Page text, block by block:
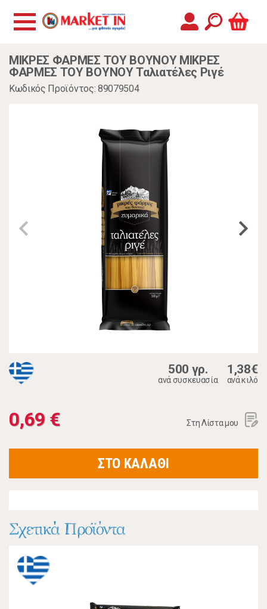
ΜΙΚΡΕΣ ΦΑΡΜΕΣ ΤΟΥ ΒΟΥΝΟΥ ΜΙΚΡΕΣ
ΦΑΡΜΕΣ ΤΟΥ ΒΟΥΝΟΥ Ταλιατέλες Ριγέ
Κωδικός Προϊόντος: 89079504
500 γρ.
ανά συσκευασία
1,38€
ανά κιλό
0,69 € Στη Λίστα μου
ΣΤΟ ΚΑΛΑΘΙ
Σχετικά Προϊόντα